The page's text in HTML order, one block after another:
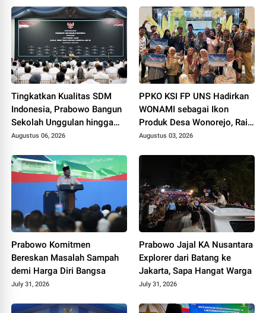
Tingkatkan Kualitas SDM
Indonesia, Prabowo Bangun
Sekolah Unggulan hingga
Undang Universitas Terbaik
Augustus 06, 2026
PPKO KSI FP UNS Hadirkan
WONAMI sebagai Ikon
Produk Desa Wonorejo, Raih
Tiga Penghargaan di
2026
Augustus 03, 2026
Prabowo Komitmen
Bereskan Masalah Sampah
demi Harga Diri Bangsa
July 31, 2026
Prabowo Jajal KA Nusantara
Explorer dari Batang ke
Jakarta, Sapa Hangat Warga
July 31, 2026